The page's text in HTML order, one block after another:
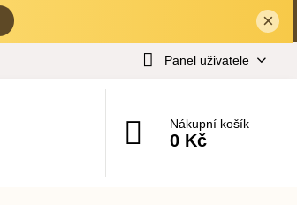
✕×
Panel uživatele
Nákupní košík
0 Kč